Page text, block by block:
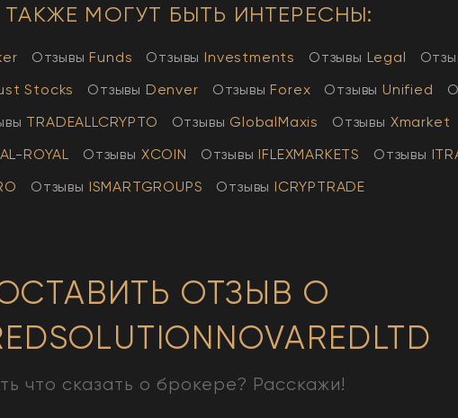
МОГУТ БЫТЬ ИНТЕРЕСНЫ:
Отзывы Funds Отзывы Investments Отзывы Legal
Stocks Отзывы Denver Отзывы Forex Отзывы Unified
TRADEALLCRYPTO Отзывы GlobalMaxis Отзывы Xmarket
ROYAL Отзывы XCOIN Отзывы IFLEXMARKETS Отзывы
Отзывы ISMARTGROUPS Отзывы ICRYPTRADE
ОТЗЫВ О
что сказать о брокере? Расскажи!